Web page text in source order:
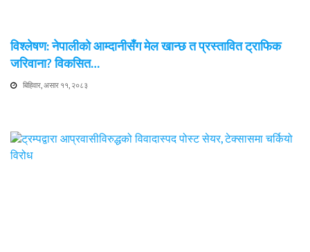
विश्लेषण: नेपालीको आम्दानीसँग मेल खान्छ त प्रस्तावित ट्राफिक
जरिवाना? विकसित…
बिहिवार, असार ११, २०८३